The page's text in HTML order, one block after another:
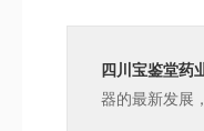
四川宝鉴堂药
器的最新发展